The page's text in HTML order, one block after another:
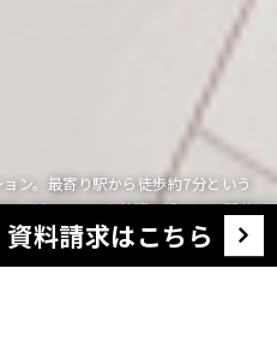
ン。最寄り駅から徒歩約7分という
、どこにいても快適に過ごせる開放
資料請求はこちら